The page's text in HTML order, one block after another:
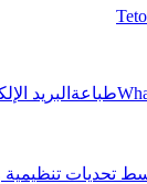
طباعة البريد
تحديات